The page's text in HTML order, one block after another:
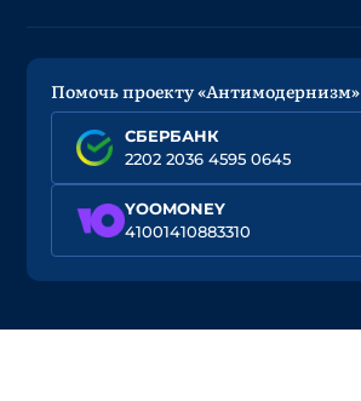
Помочь проекту «Антимодернизм»
СБЕРБАНК
2202 2036 4595 0645
YOOMONEY
41001410883310